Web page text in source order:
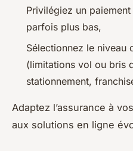
Privilégiez un
parfois plus bas,
Sélectionnez le niveau
(limitations vol ou bris
stationnement,
Adaptez l’assurance à
aux solutions en ligne